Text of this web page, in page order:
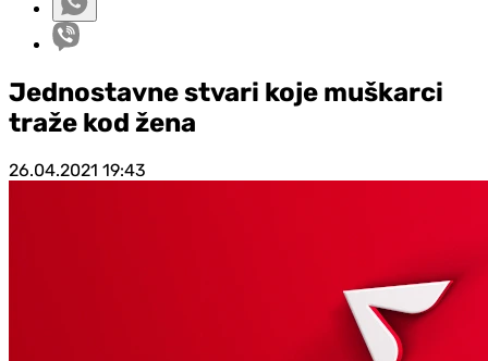
Jednostavne stvari koje muškarci
traže kod žena
26.04.2021 19:43